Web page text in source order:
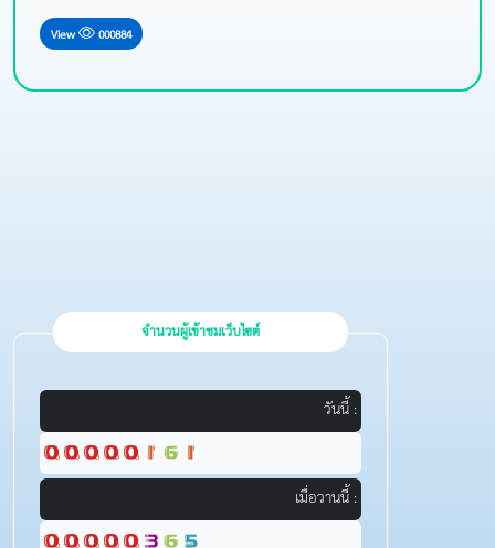
View 000884
จำนวนผู้เข้าชมเว็บไซต์
วันนี้ :
เมื่อวานนี้ :